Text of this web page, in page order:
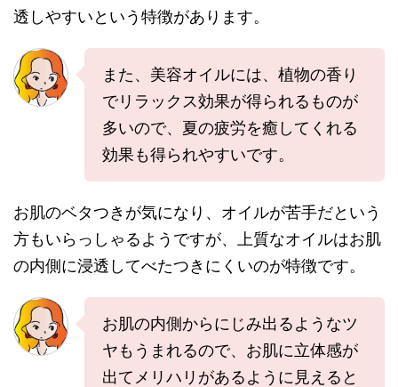
透しやすいという特徴があります。
また、美容オイルには、植物の香り
でリラックス効果が得られるものが
多いので、夏の疲労を癒してくれる
効果も得られやすいです。
お肌のベタつきが気になり、オイルが苦手だという
方もいらっしゃるようですが、上質なオイルはお肌
の内側に浸透してべたつきにくいのが特徴です。
お肌の内側からにじみ出るようなツ
ヤもうまれるので、お肌に立体感が
出てメリハリがあるように見えると